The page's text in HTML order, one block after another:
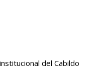
del Cabildo